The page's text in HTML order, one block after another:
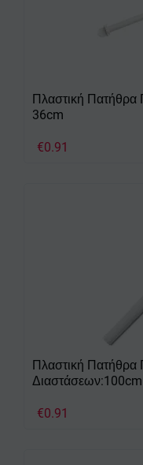
Πλαστική Πατήθρα
36cm
€0.91
Πλαστική Πατήθρα
Διαστάσεων:100cm
€0.91